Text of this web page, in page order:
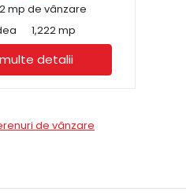
mp de vânzare
1,222 mp
detalii
de vânzare